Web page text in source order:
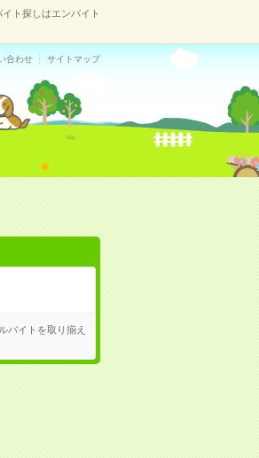
ト探しはエンバイト
合わせ サイトマップ
バイトを取り揃え